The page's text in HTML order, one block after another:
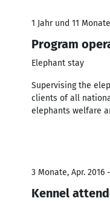
1 Jahr und 11
Program
Elephant stay
Supervising the
clients of all
elephants welfare
3 Monate, Apr. 2016
Kennel